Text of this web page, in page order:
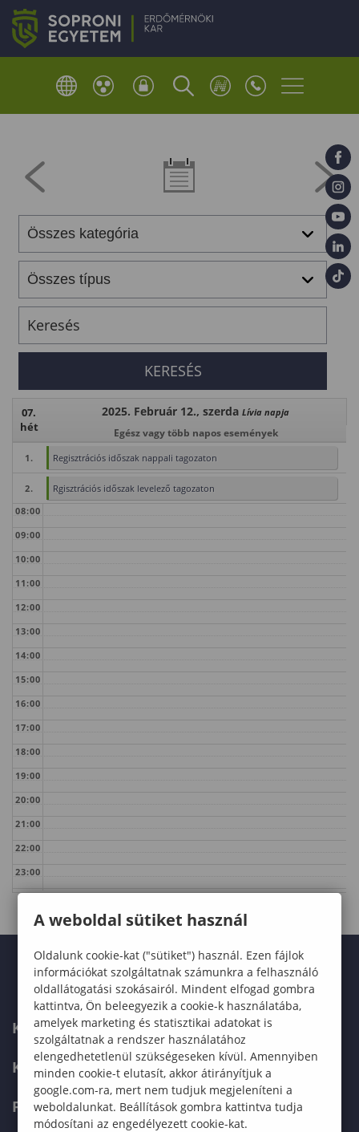
07.
hét
2025. Február 12., szerda Lívia napja
Egész vagy több napos események
1. Regisztrációs időszak nappali tagozaton
2.
Rgisztrációs időszak levelező tagozaton
08:00
09:00
10:00
11:00
12:00
13:00
14:00
15:00
16:00
17:00
18:00
19:00
20:00
21:00
22:00
23:00
KARUNK
KÉPZÉSEK
FELVÉTELIZŐKNEK
A weboldal sütiket használ
Oldalunk cookie-kat ("sütiket") használ. Ezen fájlok
információkat szolgáltatnak számunkra a felhasználó
oldallátogatási szokásairól. Mindent elfogad gombra
kattintva, Ön beleegyezik a cookie-k használatába,
amelyek marketing és statisztikai adatokat is
szolgáltatnak a rendszer használatához
elengedhetetlenül szükségeseken kívül. Amennyiben
minden cookie-t elutasít, akkor átirányítjuk a
google.com-ra, mert nem tudjuk megjeleníteni a
weboldalunkat. Beállítások gombra kattintva tudja
módosítani az engedélyezett cookie-kat.